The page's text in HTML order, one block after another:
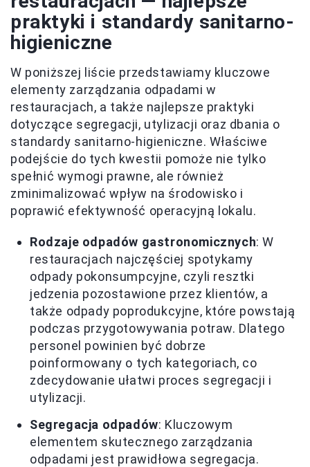
praktyki i standardy sanitarno-
higieniczne
W poniższej liście przedstawiamy kluczowe
elementy zarządzania odpadami w
restauracjach, a także najlepsze praktyki
dotyczące segregacji, utylizacji oraz dbania o
standardy sanitarno-higieniczne. Właściwe
podejście do tych kwestii pomoże nie tylko
spełnić wymogi prawne, ale również
zminimalizować wpływ na środowisko i
poprawić efektywność operacyjną lokalu.
Rodzaje odpadów gastronomicznych: W
restauracjach najczęściej spotykamy
odpady pokonsumpcyjne, czyli resztki
jedzenia pozostawione przez klientów, a
także odpady poprodukcyjne, które powstają
podczas przygotowywania potraw. Dlatego
personel powinien być dobrze
poinformowany o tych kategoriach, co
zdecydowanie ułatwi proces segregacji i
utylizacji.
Segregacja odpadów: Kluczowym
elementem skutecznego zarządzania
odpadami jest prawidłowa segregacja.